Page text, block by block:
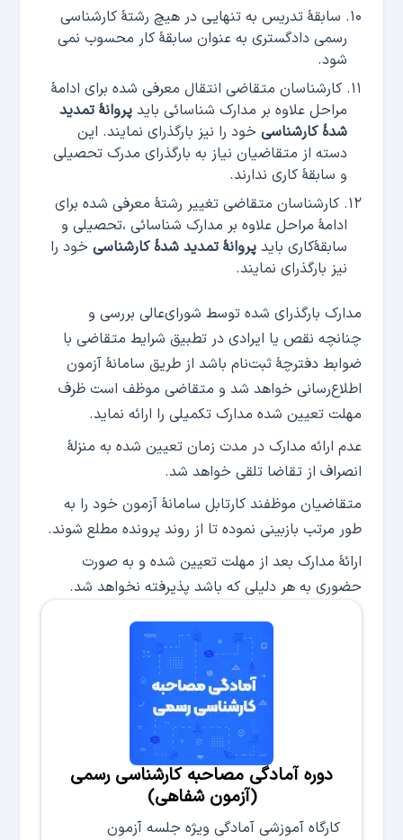
سابقۀ تدریس به تنهایی در هیچ رشتۀ کارشناسی
رسمی دادگستری به عنوان سابقۀ کار محسوب نمی
شود.
کارشناسان متقاضی انتقال معرفی شده برای ادامۀ
مراحل علاوه بر مدارک شناسائی بایدپروانۀ تمدید
شدۀ کارشناسی خود را نیز بارگذرای نمایند. این
دسته از متقاضیان نیاز به بارگذرای مدرک تحصیلی
و سابقۀ کاری ندارند.
کارشناسان متقاضی تغییر رشتۀ معرفی شده برای
ادامۀ مراحل علاوه بر مدارک شناسائی ،تحصیلی و
سابقۀ‌کاری بایدپروانۀ تمدید شدۀ کارشناسی خود را
نیز بارگذرای نمایند.
مدارک بارگذرای شده توسط شورای‌عالی بررسی و
چنانچه نقص یا ایرادی در تطبیق شرایط متقاضی با
ضوابط دفترچۀ ثبت‌نام باشد از طریق سامانۀ آزمون
اطلاع‌رسانی خواهد شد و متقاضی موظف است ظرف
مهلت تعیین شده مدارک تکمیلی را ارائه نماید.
عدم ارائه مدارک در مدت زمان تعیین شده به منزلۀ
انصراف از تقاضا تلقی خواهد شد.
متقاضیان موظفند کارتابل سامانۀ آزمون خود را به
طور مرتب بازبینی نموده تا از روند پرونده مطلع شوند.
ارائۀ مدارک بعد از مهلت تعیین شده و به صورت
حضوری به هر دلیلی که باشد پذیرفته نخواهد شد.
دوره آمادگی مصاحبه کارشناسی رسمی
(آزمون شفاهی)
کارگاه آموزشی آمادگی ویژه جلسه آزمون